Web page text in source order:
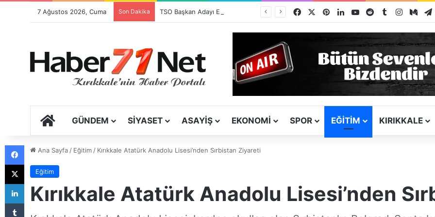
7 Ağustos 2026, Cuma Son Dakika Facebook PinterestLinkedInYouTubeRedditTumblrInstagram
ANA SAYFA
GÜNDEM SIYASET ASAYIŞ EKONOMI SPOR EĞITIM KIRIKKALE
Ana Sayfa/ Eğitim/ Kırıkkale Atatürk Anadolu Lisesi’nden Sırbistan Ziyareti
Eğitim
Kırıkkale Atatürk Anadolu Lisesi’nden
Tumblr